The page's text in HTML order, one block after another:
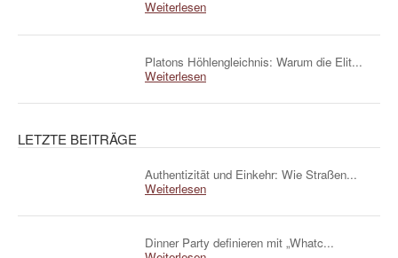
Weiterlesen
Platons Höhlengleichnis: Warum die Elit...
Weiterlesen
LETZTE BEITRÄGE
Authentizität und Einkehr: Wie Straßen...
Weiterlesen
Dinner Party definieren mit „Whatc...